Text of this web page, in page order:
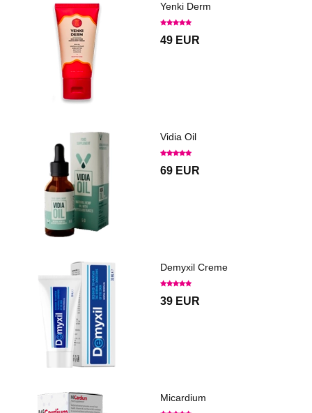
Yenki Derm
49 EUR
Vidia Oil
69 EUR
Demyxil Creme
39 EUR
Micardium